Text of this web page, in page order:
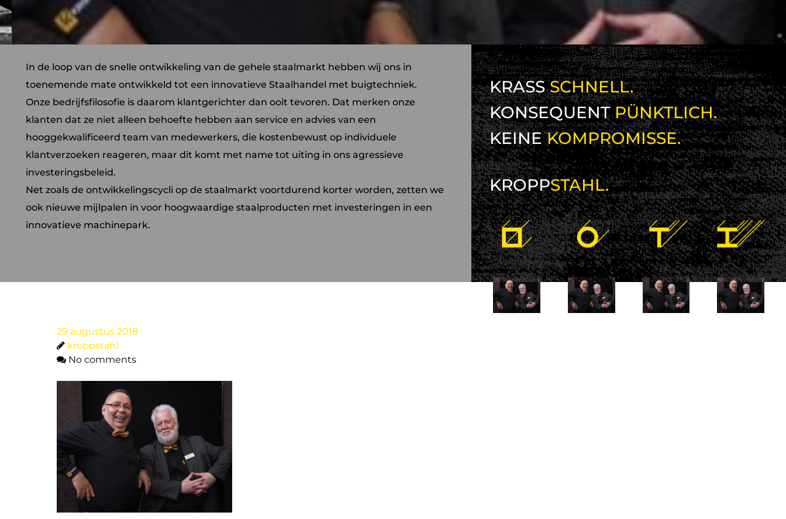
In de loop van de snelle ontwikkeling van de gehele staalmarkt hebben wij ons in
toenemende mate ontwikkeld tot een innovatieve Staalhandel met buigtechniek.
Onze bedrijfsfilosofie is daarom klantgerichter dan ooit tevoren. Dat merken onze
klanten dat ze niet alleen behoefte hebben aan service en advies van een
hooggekwalificeerd team van medewerkers, die kostenbewust op individuele
klantverzoeken reageren, maar dit komt met name tot uiting in ons agressieve
investeringsbeleid.
Net zoals de ontwikkelingscycli op de staalmarkt voortdurend korter worden, zetten we
ook nieuwe mijlpalen in voor hoogwaardige staalproducten met investeringen in een
innovatieve machinepark.
KRASSSCHNELL.
KONSEQUENTPÜNKTLICH.
KEINEKOMPROMISSE.
KROPPSTAHL.
29 augustus 2018
kroppstahl
No comments